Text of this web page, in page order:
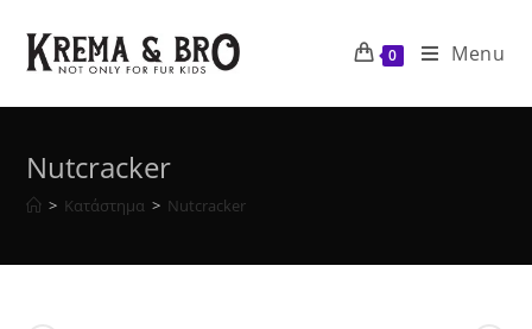
content
0 Menu
Nutcracker
> Κατάστημα > Nutcracker